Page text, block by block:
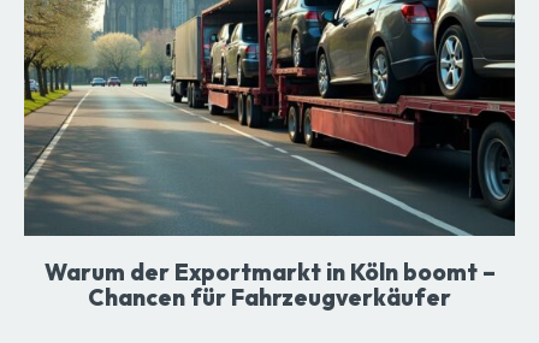
Warum der Exportmarkt in Köln boomt –
Chancen für Fahrzeugverkäufer